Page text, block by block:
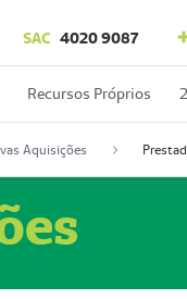
SAC 4020 9087
Recursos Próprios
Aquisições